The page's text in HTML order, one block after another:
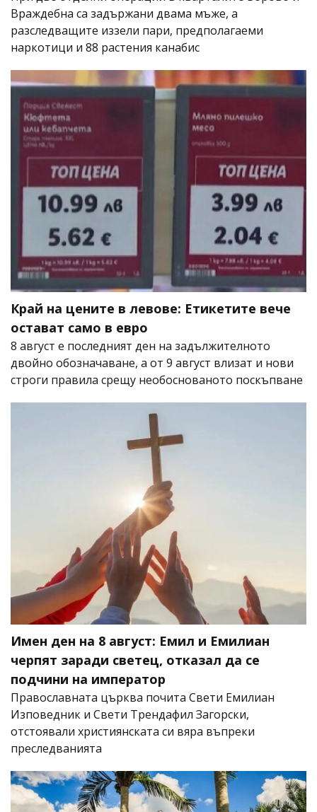
Враждебна са задържани двама мъже, а
разследващите иззели пари, предполагаеми
наркотици и 88 растения канабис
Край на цените в левове: Етикетите вече
остават само в евро
8 август е последният ден на задължителното
двойно обозначаване, а от 9 август влизат и нови
строги правила срещу необоснованото поскъпване
Имен ден на 8 август: Емил и Емилиан
черпят заради светец, отказал да се
подчини на император
Православната църква почита Свети Емилиан
Изповедник и Свети Трендафил Загорски,
отстоявали християнската си вяра въпреки
преследванията